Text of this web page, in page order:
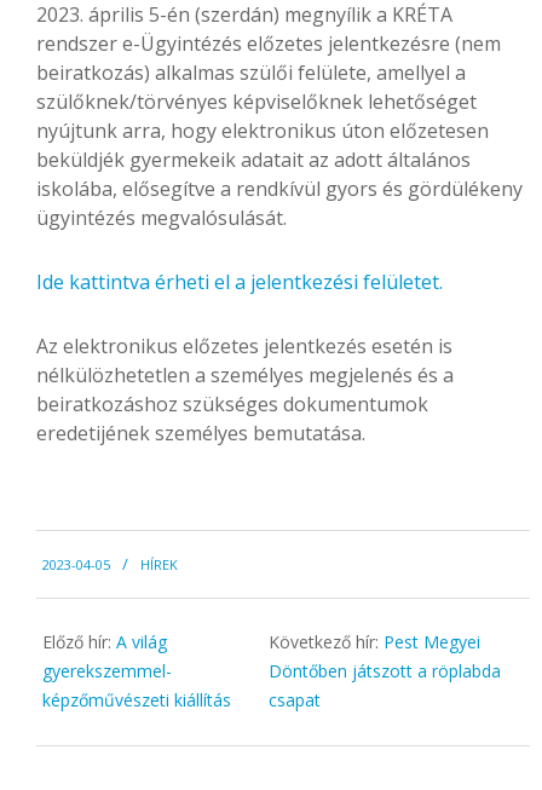
2023. április 5-én (szerdán) megnyílik a KRÉTA
rendszer e-Ügyintézés előzetes jelentkezésre (nem
beiratkozás) alkalmas szülői felülete, amellyel a
szülőknek/törvényes képviselőknek lehetőséget
nyújtunk arra, hogy elektronikus úton előzetesen
beküldjék gyermekeik adatait az adott általános
iskolába, elősegítve a rendkívül gyors és gördülékeny
ügyintézés megvalósulását.
Ide kattintva érheti el a jelentkezési felületet.
Az elektronikus előzetes jelentkezés esetén is
nélkülözhetetlen a személyes megjelenés és a
beiratkozáshoz szükséges dokumentumok
eredetijének személyes bemutatása.
04-
05
2023-04-05 HÍREK
Előző hír: A világ
gyerekszemmel-
képzőművészeti kiállítás
Következő hír: Pest Megyei
Döntőben játszott a röplabda
csapat